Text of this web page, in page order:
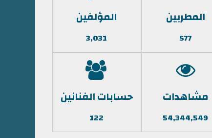
المطربين
577
المؤلفين
3,031
مشاهدات
54,344,549
حسابات الفنانين
122